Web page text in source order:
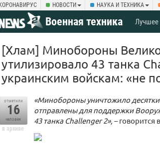
КОРОНАВИРУС НОВОСТИ НАУКА И ТЕХНИКА
Военная техника Лучшее
[Хлам] Минобороны
утилизировало 43 танка
украинским войскам: «не
отметили
16
человек
в архиве
«Минобороны уничтожило
отправлены для поддержки
43 танка Challenger 2», – говорится